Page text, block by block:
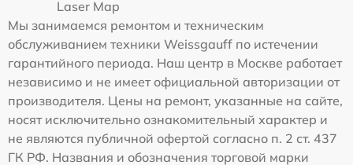
Laser Map
Мы занимаемся ремонтом и техническим
обслуживанием техники Weissgauff по истечении
гарантийного периода. Наш центр в Москве работает
независимо и не имеет официальной авторизации от
производителя. Цены на ремонт, указанные на сайте,
носят исключительно ознакомительный характер и
не являются публичной офертой согласно п. 2 ст. 437
ГК РФ. Названия и обозначения торговой марки